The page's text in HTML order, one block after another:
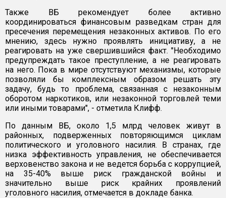
Также ВБ рекомендует более активно
координироваться финансовым разведкам стран для
пресечения перемещения незаконных активов. По его
мнению, здесь нужно проявлять инициативу, а не
реагировать на уже свершившийся факт. "Необходимо
предупреждать такое преступление, а не реагировать
на него. Пока в мире отсутствуют механизмы, которые
позволяли бы комплексным образом решать эту
задачу, будь то проблема, связанная с незаконным
оборотом наркотиков, или незаконной торговлей теми
или иными товарами", - отметила Клифф.
По данным ВБ, около 1,5 млрд человек живут в
районных, подверженных повторяющимся циклам
политического и уголовного насилия. В странах, где
низка эффективность управления, не обеспечивается
верховенство закона и не ведется борьба с коррупцией,
на 35-40% выше риск гражданской войны и
значительно выше риск крайних проявлений
уголовного насилия, отмечается в докладе банка.